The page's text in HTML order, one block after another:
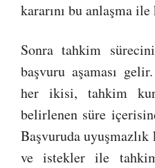
kararını bu anlaşma
Sonra tahkim
başvuru aşaması
her ikisi, tahkim
belirlenen süre
Başvuruda
ve istekler ile